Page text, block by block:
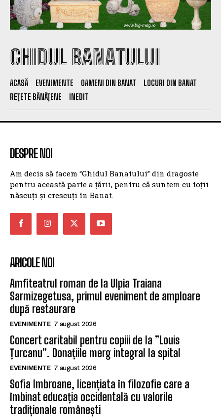
GHIDUL BANATULUI
ACASĂ EVENIMENTE OAMENI DIN BANAT
LOCURI DIN BANAT
REȚETE BĂNĂȚENE
INEDIT
DESPRE NOI
Am decis să facem “Ghidul Banatului” din dragoste
pentru această parte a țării, pentru că suntem cu toții
născuți și crescuți în Banat.
ARICOLE NOI
Amfiteatrul roman de la Ulpia Traiana
Sarmizegetusa, primul eveniment de amploare
după restaurare
EVENIMENTE 7 august 2026
Concert caritabil pentru copiii de la ”Louis
Țurcanu”. Donațiile merg integral la spital
EVENIMENTE 7 august 2026
Sofia Imbroane, licențiata în filozofie care a
îmbinat educația occidentală cu valorile
tradiționale românești